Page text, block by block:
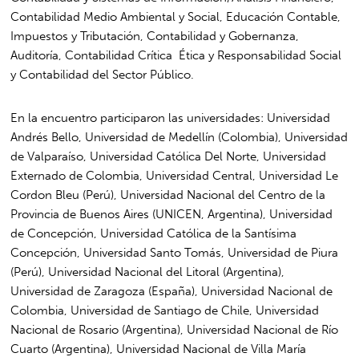
Contabilidad Medio Ambiental y Social, Educación Contable,
Impuestos y Tributación, Contabilidad y Gobernanza,
Auditoría, Contabilidad Crítica Ética y Responsabilidad Social
y Contabilidad del Sector Público.
En la encuentro participaron las universidades: Universidad
Andrés Bello, Universidad de Medellín (Colombia), Universidad
de Valparaíso, Universidad Católica Del Norte, Universidad
Externado de Colombia, Universidad Central, Universidad Le
Cordon Bleu (Perú), Universidad Nacional del Centro de la
Provincia de Buenos Aires (UNICEN, Argentina), Universidad
de Concepción, Universidad Católica de la Santísima
Concepción, Universidad Santo Tomás, Universidad de Piura
(Perú), Universidad Nacional del Litoral (Argentina),
Universidad de Zaragoza (España), Universidad Nacional de
Colombia, Universidad de Santiago de Chile, Universidad
Nacional de Rosario (Argentina), Universidad Nacional de Río
Cuarto (Argentina), Universidad Nacional de Villa María